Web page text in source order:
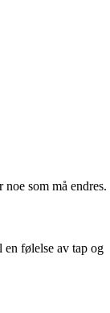
som må endres.
en følelse av tap og